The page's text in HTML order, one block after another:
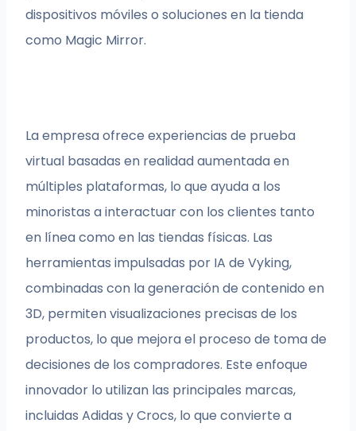
dispositivos móviles o soluciones en la tienda
como Magic Mirror.
La empresa ofrece experiencias de prueba
virtual basadas en realidad aumentada en
múltiples plataformas, lo que ayuda a los
minoristas a interactuar con los clientes tanto
en línea como en las tiendas físicas. Las
herramientas impulsadas por IA de Vyking,
combinadas con la generación de contenido en
3D, permiten visualizaciones precisas de los
productos, lo que mejora el proceso de toma de
decisiones de los compradores. Este enfoque
innovador lo utilizan las principales marcas,
incluidas Adidas y Crocs, lo que convierte a